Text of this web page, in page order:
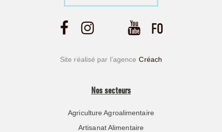
Site réalisé par l’agence Créach
Nos secteurs
Agriculture Agroalimentaire
Artisanat Alimentaire